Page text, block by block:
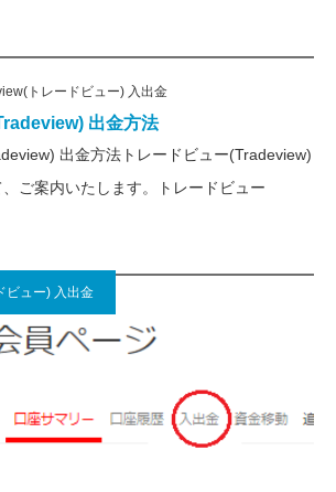
トレードビュー) 入出金
出金方法
出金方法トレードビュー(Tradeview)
ご案内いたします。トレードビュー
ビュー) 入出金